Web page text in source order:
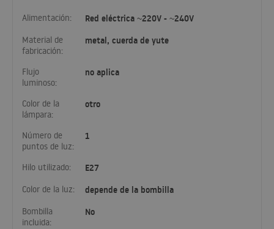
Alimentación:
Red eléctrica ~220V - ~240V
Material de
fabricación:
metal, cuerda de yute
Flujo
luminoso:
no aplica
Color de la
lámpara:
otro
Número de
puntos de luz:
1
Hilo utilizado: E27
Color de la luz: depende de la bombilla
Bombilla
incluida:
No